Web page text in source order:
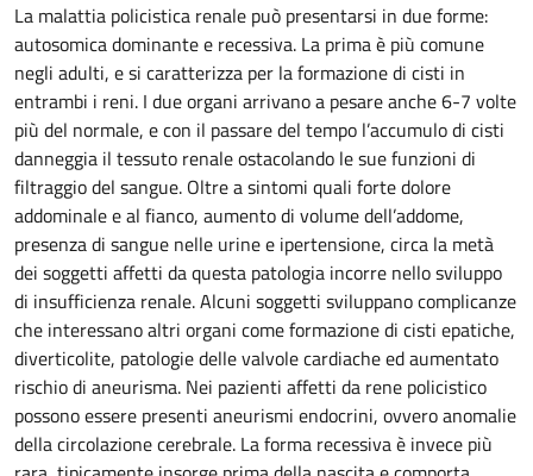
La malattia policistica renale può presentarsi in due forme:
autosomica dominante e recessiva. La prima è più comune
negli adulti, e si caratterizza per la formazione di cisti in
entrambi i reni. I due organi arrivano a pesare anche 6-7 volte
più del normale, e con il passare del tempo l’accumulo di cisti
danneggia il tessuto renale ostacolando le sue funzioni di
filtraggio del sangue. Oltre a sintomi quali forte dolore
addominale e al fianco, aumento di volume dell’addome,
presenza di sangue nelle urine e ipertensione, circa la metà
dei soggetti affetti da questa patologia incorre nello sviluppo
di insufficienza renale. Alcuni soggetti sviluppano complicanze
che interessano altri organi come formazione di cisti epatiche,
diverticolite, patologie delle valvole cardiache ed aumentato
rischio di aneurisma. Nei pazienti affetti da rene policistico
possono essere presenti aneurismi endocrini, ovvero anomalie
della circolazione cerebrale. La forma recessiva è invece più